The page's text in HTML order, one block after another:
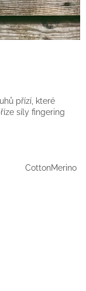
přízí, které
síly fingering